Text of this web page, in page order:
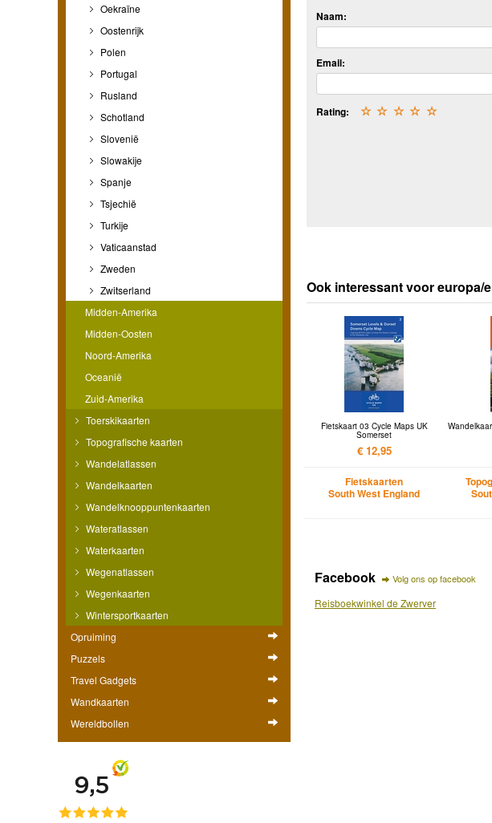
Oekraïne
Oostenrijk
Polen
Portugal
Rusland
Schotland
Slovenië
Slowakije
Spanje
Tsjechië
Turkije
Vaticaanstad
Zweden
Zwitserland
Midden-Amerika
Midden-Oosten
Noord-Amerika
Oceanië
Zuid-Amerika
Toerskikaarten
Topografische kaarten
Wandelatlassen
Wandelkaarten
Wandelknooppuntenkaarten
Wateratlassen
Waterkaarten
Wegenatlassen
Wegenkaarten
Wintersportkaarten
Opruiming
Puzzels
Travel Gadgets
Wandkaarten
Wereldbollen
Naam:
Email:
Rating: ☆
☆
☆
☆
☆
Ook interessant voor europa/
Fietskaart 03 Cycle Maps UK
Somerset
€ 12,95
Fietskaarten
South West England
Facebook Volg ons op facebook
Reisboekwinkel de Zwerver